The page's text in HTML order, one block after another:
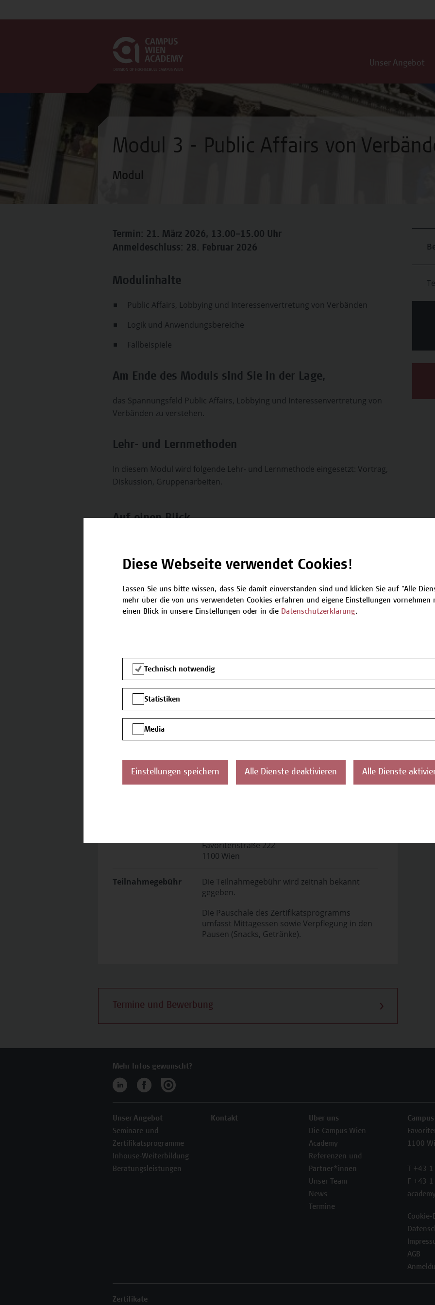
Unser Angebot
Modul 3 - Public Affairs von
Modul
Termin: 21. März 2026, 13.00–15.00 Uhr
Anmeldeschluss: 28. Februar 2026
Modulinhalte
Public Affairs, Lobbying und Interessenvertretung von Verbänden
Logik und Anwendungsbereiche
Fallbeispiele
Am Ende des Moduls sind Sie in der Lage,
das Spannungsfeld Public Affairs, Lobbying und Interessenvertretung von
Verbänden zu verstehen.
Lehr- und Lernmethoden
In diesem Modul wird folgende Lehr- und Lernmethode eingesetzt: Vortrag,
Diskussion, Gruppenarbeiten.
Auf einen Blick
Zielgruppe
Berufseinsteiger*innen, junge
Unternehmen, Kammern, Verbänden, NGO etc.
sowie Interessierte, die in die Public Affairs-
Branche ein- oder umsteigen wollen, erhalten
Zertifikatsprogramm Zertifikatsprogramm Public Affairs
Abschluss
Das Zertifikatsprogramm umfasst 15 ECTS,
besteht aus 12 Modulen inklusive einer
erfolgreicher Leistungsüberprüfung schließen
Vortragende Dr. Ronald Pichler
Favoritenstraße 222
1100 Wien
Teilnahmegebühr
Die Teilnahmegebühr wird zeitnah bekannt
gegeben.
Die Pauschale des Zertifikatsprogramms
umfasst Mittagessen sowie Verpflegung in den
Pausen (Snacks, Getränke).
Termine und Bewerbung
Mehr Infos gewünscht?
Unser Angebot
Seminare und
Zertifikatsprogramme
Inhouse-Weiterbildung
Beratungsleistungen
Über uns
Die Campus Wien
Academy
Referenzen und
Partner*innen
Unser Team
News
Termine
Kontakt
1100
T +43
F +43
Cookie-
AGB
Zertifikate
Diese Webseite verwendet Cookies!
Lassen Sie uns bitte wissen, dass Sie damit einverstanden sind und klicken Sie auf "Alle
mehr über die von uns verwendeten Cookies erfahren und eigene Einstellungen
einen Blick in unsere Einstellungen oder in die Datenschutzerklärung.
Technisch notwendig
Statistiken
Media
Einstellungen speichern Alle Dienste deaktivieren Alle Dienste